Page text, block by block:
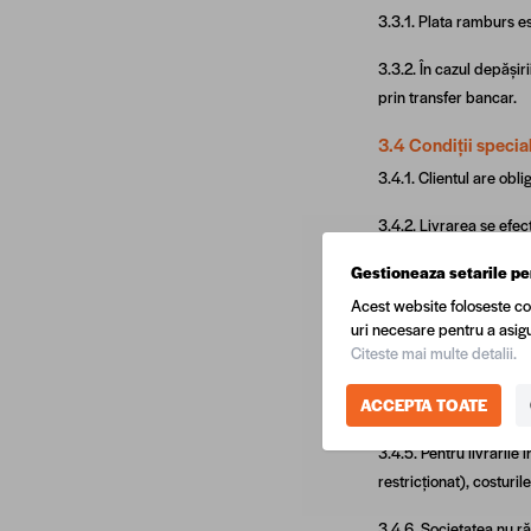
3.3.1. Plata ramburs
3.3.2. În cazul
prin transfer bancar.
3.4 Condiții
3.4.1. Clientul are
3.4.2. Livrarea se
3.4.3. Pentru coletele
manipulării în
refuz nejustificat
3.4.5. Pentru livrările
restricționat),
Gestioneaza setarile
Acest website foloseste
uri necesare pentru a
Citeste mai multe detalii.
ACCEPTA TOATE